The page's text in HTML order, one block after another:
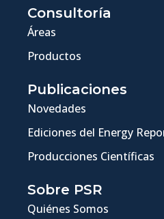
Consultoría
Áreas
Productos
Publicaciones
Novedades
Ediciones del Energy
Producciones Científicas
Sobre PSR
Quiénes Somos